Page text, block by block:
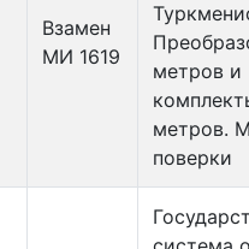
Взамен
MИ 1619
метров и
метров.
поверки